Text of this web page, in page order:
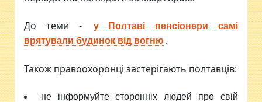
До теми -
у Полтаві пенсіонери самі
врятували будинок від вогню .
Також правоохоронці застерігають полтавців:
не інформуйте сторонніх людей про свій